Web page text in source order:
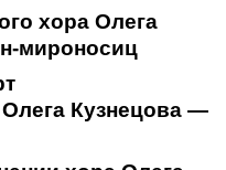
хора Олега
мироносиц
Кузнецова —